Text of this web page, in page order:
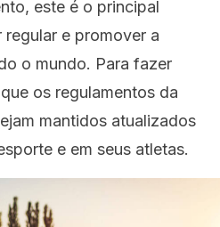
este é o principal
e promover a
o mundo. Para fazer
os regulamentos da
mantidos atualizados
e em seus atletas.